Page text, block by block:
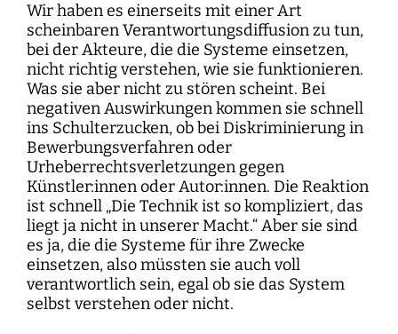
Wir haben es einerseits mit einer Art
scheinbaren Verantwortungsdiffusion zu tun,
bei der Akteure, die die Systeme einsetzen,
nicht richtig verstehen, wie sie funktionieren.
Was sie aber nicht zu stören scheint. Bei
negativen Auswirkungen kommen sie schnell
ins Schulterzucken, ob bei Diskriminierung in
Bewerbungsverfahren oder
Urheberrechtsverletzungen gegen
Künstler:innen oder Autor:innen. Die Reaktion
ist schnell „Die Technik ist so kompliziert, das
liegt ja nicht in unserer Macht.“ Aber sie sind
es ja, die die Systeme für ihre Zwecke
einsetzen, also müssten sie auch voll
verantwortlich sein, egal ob sie das System
selbst verstehen oder nicht.